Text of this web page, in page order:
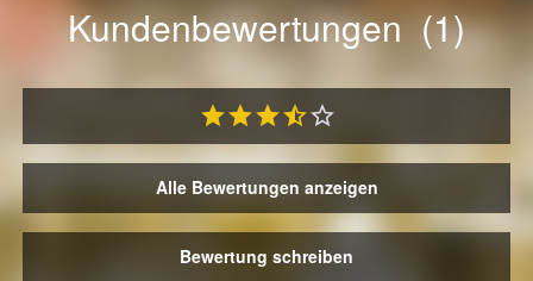
Kundenbewertungen (1)
Alle Bewertungen anzeigen
Bewertung schreiben